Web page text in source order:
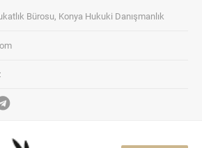
Bürosu, Konya Hukuki Danışmanlık